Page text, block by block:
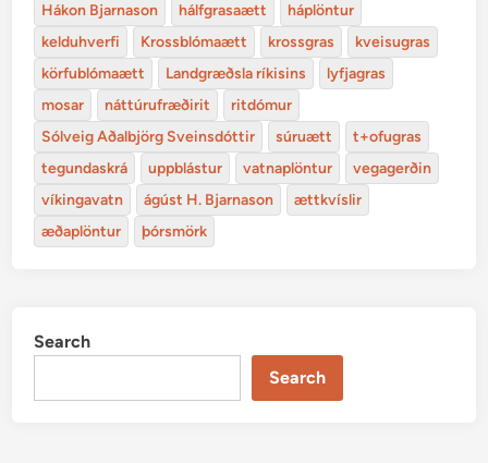
Hákon Bjarnason
hálfgrasaætt
háplöntur
kelduhverfi
Krossblómaætt krossgras
kveisugras
körfublómaætt
Landgræðsla ríkisins
lyfjagras
mosar
náttúrufræðirit
ritdómur
Sólveig Aðalbjörg Sveinsdóttir
súruætt
t+ofugras
tegundaskrá
uppblástur vatnaplöntur
vegagerðin
víkingavatn
ágúst H. Bjarnason
ættkvíslir
æðaplöntur
þórsmörk
Search
Search